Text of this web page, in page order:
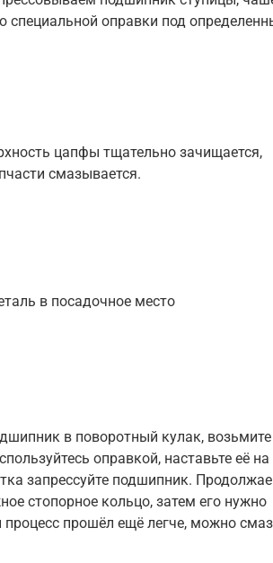
оправки под
цапфы тщательно зачищается,
смазывается.
в посадочное место
в поворотный кулак, возьмите
оправкой, наставьте её
запрессуйте подшипник.
стопорное кольцо, затем его нужно
прошёл ещё легче, можно